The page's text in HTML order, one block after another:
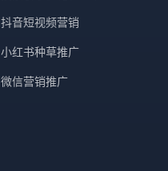
抖音短视频营销
小红书种草推广
微信营销推广